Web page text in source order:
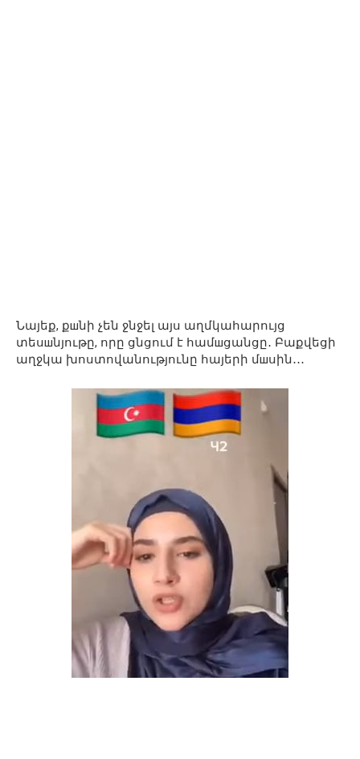
Նայեք, քшնի չեն ջնջել այս աղմկահարույց
տեսшնյութը, որը ցնցում է համшցանցը․ Բաքվեցի
աղջկա խոստովանությունը հայերի մшսին․․․